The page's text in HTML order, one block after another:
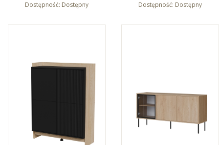
Dostępność: Dostępny Dostępność: Dostępny